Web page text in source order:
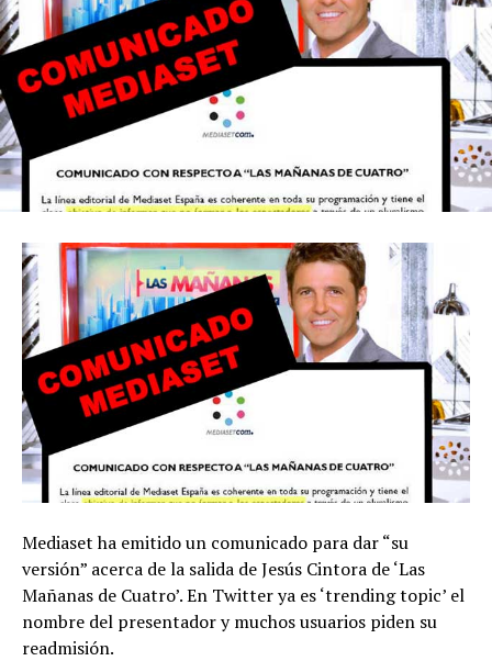
Mediaset ha emitido un comunicado para dar “su
versión” acerca de la salida de Jesús Cintora de ‘Las
Mañanas de Cuatro’. En Twitter ya es ‘trending topic’ el
nombre del presentador y muchos usuarios piden su
readmisión.